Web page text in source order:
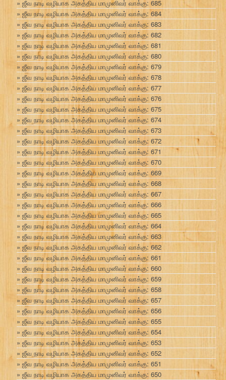
ஜீவ நாடி வழியாக அகத்திய மாமுனிவர் வாக்கு: 685
ஜீவ நாடி வழியாக அகத்திய மாமுனிவர் வாக்கு: 684
ஜீவ நாடி வழியாக அகத்திய மாமுனிவர் வாக்கு: 683
ஜீவ நாடி வழியாக அகத்திய மாமுனிவர் வாக்கு: 682
ஜீவ நாடி வழியாக அகத்திய மாமுனிவர் வாக்கு: 681
ஜீவ நாடி வழியாக அகத்திய மாமுனிவர் வாக்கு: 680
ஜீவ நாடி வழியாக அகத்திய மாமுனிவர் வாக்கு: 679
ஜீவ நாடி வழியாக அகத்திய மாமுனிவர் வாக்கு: 678
ஜீவ நாடி வழியாக அகத்திய மாமுனிவர் வாக்கு: 677
ஜீவ நாடி வழியாக அகத்திய மாமுனிவர் வாக்கு: 676
ஜீவ நாடி வழியாக அகத்திய மாமுனிவர் வாக்கு: 675
ஜீவ நாடி வழியாக அகத்திய மாமுனிவர் வாக்கு: 674
ஜீவ நாடி வழியாக அகத்திய மாமுனிவர் வாக்கு: 673
ஜீவ நாடி வழியாக அகத்திய மாமுனிவர் வாக்கு: 672
ஜீவ நாடி வழியாக அகத்திய மாமுனிவர் வாக்கு: 671
ஜீவ நாடி வழியாக அகத்திய மாமுனிவர் வாக்கு: 670
ஜீவ நாடி வழியாக அகத்திய மாமுனிவர் வாக்கு: 669
ஜீவ நாடி வழியாக அகத்திய மாமுனிவர் வாக்கு: 668
ஜீவ நாடி வழியாக அகத்திய மாமுனிவர் வாக்கு: 667
ஜீவ நாடி வழியாக அகத்திய மாமுனிவர் வாக்கு: 666
ஜீவ நாடி வழியாக அகத்திய மாமுனிவர் வாக்கு: 665
ஜீவ நாடி வழியாக அகத்திய மாமுனிவர் வாக்கு: 664
ஜீவ நாடி வழியாக அகத்திய மாமுனிவர் வாக்கு: 663
ஜீவ நாடி வழியாக அகத்திய மாமுனிவர் வாக்கு: 662
ஜீவ நாடி வழியாக அகத்திய மாமுனிவர் வாக்கு: 661
ஜீவ நாடி வழியாக அகத்திய மாமுனிவர் வாக்கு: 660
ஜீவ நாடி வழியாக அகத்திய மாமுனிவர் வாக்கு: 659
ஜீவ நாடி வழியாக அகத்திய மாமுனிவர் வாக்கு: 658
ஜீவ நாடி வழியாக அகத்திய மாமுனிவர் வாக்கு: 657
ஜீவ நாடி வழியாக அகத்திய மாமுனிவர் வாக்கு: 656
ஜீவ நாடி வழியாக அகத்திய மாமுனிவர் வாக்கு: 655
ஜீவ நாடி வழியாக அகத்திய மாமுனிவர் வாக்கு: 654
ஜீவ நாடி வழியாக அகத்திய மாமுனிவர் வாக்கு: 653
ஜீவ நாடி வழியாக அகத்திய மாமுனிவர் வாக்கு: 652
ஜீவ நாடி வழியாக அகத்திய மாமுனிவர் வாக்கு: 651
ஜீவ நாடி வழியாக அகத்திய மாமுனிவர் வாக்கு: 650